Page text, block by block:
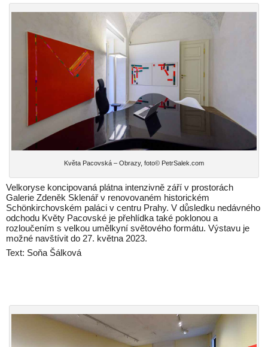
Květa Pacovská – Obrazy, foto© PetrSalek.com
Velkoryse koncipovaná plátna intenzivně září v prostorách
Galerie Zdeněk Sklenář v renovovaném historickém
Schönkirchovském paláci v centru Prahy. V důsledku nedávného
odchodu Květy Pacovské je přehlídka také poklonou a
rozloučením s velkou umělkyní světového formátu. Výstavu je
možné navštívit do 27. května 2023.
Text: Soňa Šálková